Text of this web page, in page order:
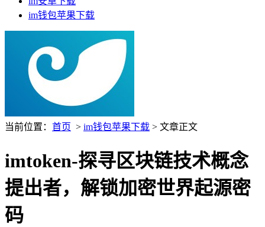
im钱包苹果下载
当前位置： 首页 > im钱包苹果下载 > 文章正文
imtoken-探寻区块链技术概念
提出者，解锁加密世界起源密
码